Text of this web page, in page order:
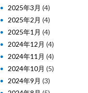
2025年3月 (4)
2025年2月 (4)
2025年1月 (4)
2024年12月 (4)
2024年11月 (4)
2024年10月 (5)
2024年9月 (3)